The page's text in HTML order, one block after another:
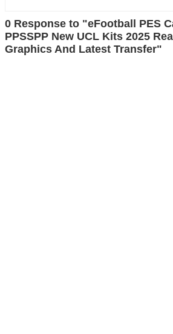
0 Response to "eFootball PES
PPSSPP New UCL Kits 2025
Graphics And Latest Transfer"